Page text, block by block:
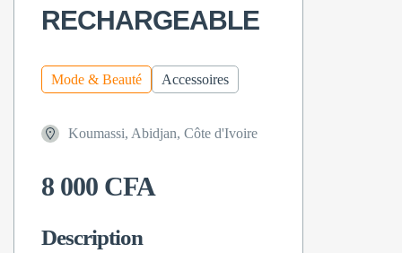
RECHARGEABLE
Mode & Beauté Accessoires
Koumassi, Abidjan, Côte d'Ivoire
8 000 CFA
Description